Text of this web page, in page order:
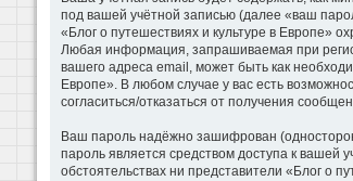
под вашей учётной записью (далее «ваш
«Блог о путешествиях и культуре в Европе»
Любая информация, запрашиваемая при
вашего адреса email, может быть как
Европе». В любом случае у вас есть
согласиться/отказаться от получения
Ваш пароль надёжно зашифрован
пароль является средством доступа к вашей
обстоятельствах ни представители «Блог о